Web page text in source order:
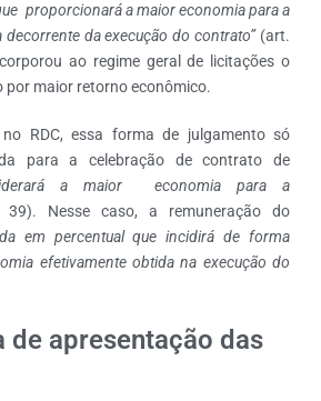
proporcionará a maior economia para a
da execução do contrato” (art.
ao regime geral de licitações o
por maior retorno econômico.
RDC, essa forma de julgamento só
para a celebração de contrato de
a maior economia para a
39). Nesse caso, a remuneração do
em percentual que incidirá de forma
efetivamente obtida na execução do
de apresentação das